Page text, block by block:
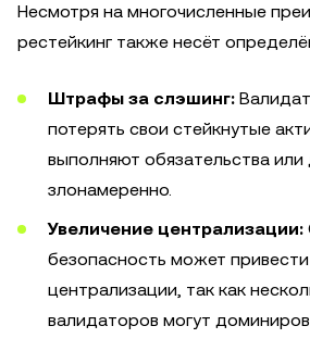
Несмотря на многочисленные
рестейкинг также несёт
Штрафы за слэшинг:
потерять свои стейкнутые
выполняют обязательства или
злонамеренно.
Увеличение централизации:
безопасность может
централизации, так как
валидаторов могут